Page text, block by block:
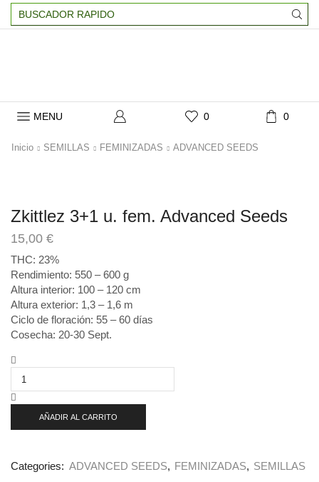
MENU 0 0
Inicio SEMILLAS FEMINIZADAS ADVANCED SEEDS
Zkittlez 3+1 u. fem. Advanced Seeds
15,00 €
THC: 23%
Rendimiento: 550 – 600 g
Altura interior: 100 – 120 cm
Altura exterior: 1,3 – 1,6 m
Ciclo de floración: 55 – 60 días
Cosecha: 20-30 Sept.
u.
Advanced
AÑADIR AL CARRITO
Categories: ADVANCED SEEDS, FEMINIZADAS, SEMILLAS